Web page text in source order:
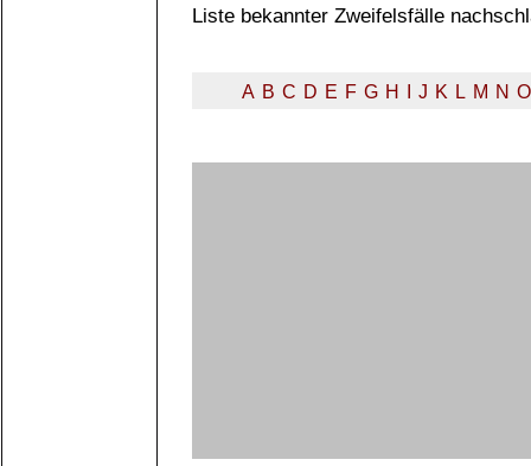
Liste bekannter Zweifelsfälle
A B C D E F G H J K L M N O